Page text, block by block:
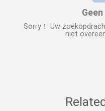
Sorry！ Uw
niet